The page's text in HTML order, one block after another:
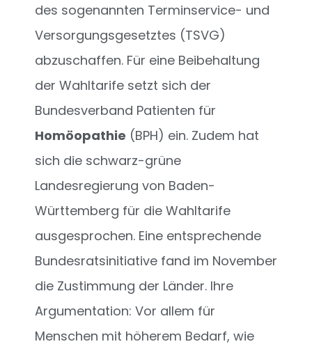
des sogenannten Terminservice- und
Versorgungsgesetztes (TSVG)
abzuschaffen. Für eine Beibehaltung
der Wahltarife setzt sich der
Bundesverband Patienten für
Homöopathie (BPH) ein. Zudem hat
sich die schwarz-grüne
Landesregierung von Baden-
Württemberg für die Wahltarife
ausgesprochen. Eine entsprechende
Bundesratsinitiative fand im November
die Zustimmung der Länder. Ihre
Argumentation: Vor allem für
Menschen mit höherem Bedarf, wie